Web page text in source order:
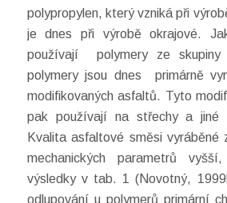
polypropylen, který vzniká při
je dnes při výrobě okrajové.
používají polymery ze skupiny
polymery jsou dnes primárně
modifikovaných asfaltů. Tyto
pak používají na střechy a jiné
Kvalita asfaltové směsi vyráběné
mechanických parametrů
výsledky v tab. 1 (Novotný,
odlupování u polymerů primární